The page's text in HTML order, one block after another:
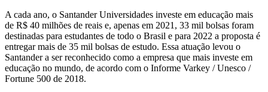
A cada ano, o Santander Universidades investe em educação mais
de R$ 40 milhões de reais e, apenas em 2021, 33 mil bolsas foram
destinadas para estudantes de todo o Brasil e para 2022 a proposta é
entregar mais de 35 mil bolsas de estudo. Essa atuação levou o
Santander a ser reconhecido como a empresa que mais investe em
educação no mundo, de acordo com o Informe Varkey / Unesco /
Fortune 500 de 2018.